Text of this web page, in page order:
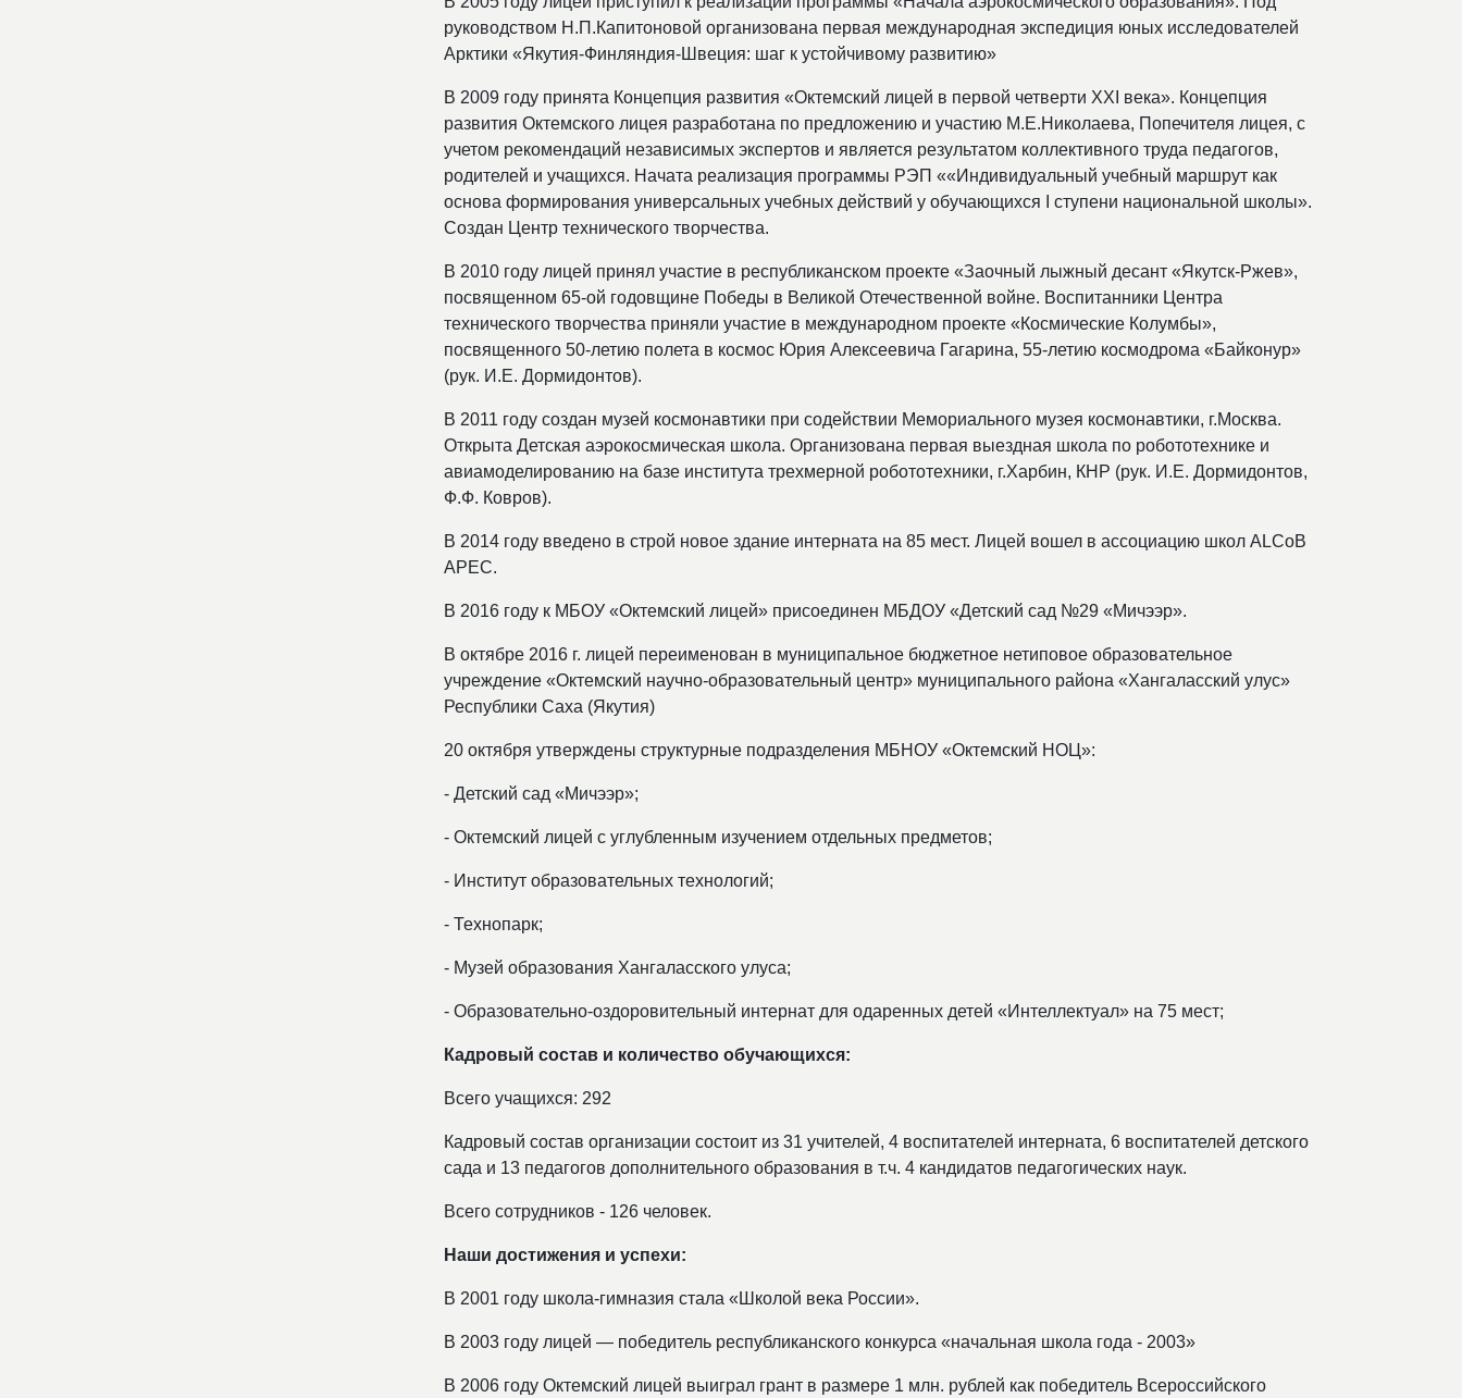
руководством Н.П.Капитоновой организована первая международная экспедиция юных исследователей
Арктики «Якутия-Финляндия-Швеция: шаг к устойчивому развитию»
В 2009 году принята Концепция развития «Октемский лицей в первой четверти ХХI века». Концепция
развития Октемского лицея разработана по предложению и участию М.Е.Николаева, Попечителя лицея, с
учетом рекомендаций независимых экспертов и является результатом коллективного труда педагогов,
родителей и учащихся. Начата реализация программы РЭП ««Индивидуальный учебный маршрут как
основа формирования универсальных учебных действий у обучающихся I ступени национальной школы».
Создан Центр технического творчества.
В 2010 году лицей принял участие в республиканском проекте «Заочный лыжный десант «Якутск-Ржев»,
посвященном 65-ой годовщине Победы в Великой Отечественной войне. Воспитанники Центра
технического творчества приняли участие в международном проекте «Космические Колумбы»,
посвященного 50-летию полета в космос Юрия Алексеевича Гагарина, 55-летию космодрома «Байконур»
(рук. И.Е. Дормидонтов).
В 2011 году создан музей космонавтики при содействии Мемориального музея космонавтики, г.Москва.
Открыта Детская аэрокосмическая школа. Организована первая выездная школа по робототехнике и
авиамоделированию на базе института трехмерной робототехники, г.Харбин, КНР (рук. И.Е. Дормидонтов,
Ф.Ф. Ковров).
В 2014 году введено в строй новое здание интерната на 85 мест. Лицей вошел в ассоциацию школ ALCoB
APEC.
В 2016 году к МБОУ «Октемский лицей» присоединен МБДОУ «Детский сад №29 «Мичээр».
В октябре 2016 г. лицей переименован в муниципальное бюджетное нетиповое образовательное
учреждение «Октемский научно-образовательный центр» муниципального района «Хангаласский улус»
Республики Саха (Якутия)
20 октября утверждены структурные подразделения МБНОУ «Октемский НОЦ»:
- Детский сад «Мичээр»;
- Октемский лицей с углубленным изучением отдельных предметов;
- Институт образовательных технологий;
- Технопарк;
- Музей образования Хангаласского улуса;
- Образовательно-оздоровительный интернат для одаренных детей «Интеллектуал» на 75 мест;
Кадровый состав и количество обучающихся:
Всего учащихся: 292
Кадровый состав организации состоит из 31 учителей, 4 воспитателей интерната, 6 воспитателей детского
сада и 13 педагогов дополнительного образования в т.ч. 4 кандидатов педагогических наук.
Всего сотрудников - 126 человек.
Наши достижения и успехи:
В 2001 году школа-гимназия стала «Школой века России».
В 2003 году лицей — победитель республиканского конкурса «начальная школа года - 2003»
В 2006 году Октемский лицей выиграл грант в размере 1 млн. рублей как победитель Всероссийского